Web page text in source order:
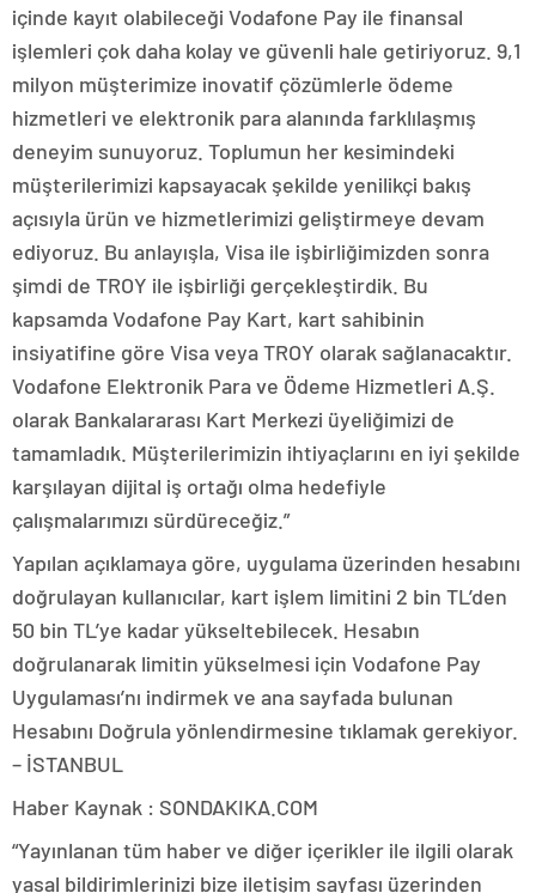
içinde kayıt olabileceği Vodafone Pay ile finansal
işlemleri çok daha kolay ve güvenli hale getiriyoruz. 9,1
milyon müşterimize inovatif çözümlerle ödeme
hizmetleri ve elektronik para alanında farklılaşmış
deneyim sunuyoruz. Toplumun her kesimindeki
müşterilerimizi kapsayacak şekilde yenilikçi bakış
açısıyla ürün ve hizmetlerimizi geliştirmeye devam
ediyoruz. Bu anlayışla, Visa ile işbirliğimizden sonra
şimdi de TROY ile işbirliği gerçekleştirdik. Bu
kapsamda Vodafone Pay Kart, kart sahibinin
insiyatifine göre Visa veya TROY olarak sağlanacaktır.
Vodafone Elektronik Para ve Ödeme Hizmetleri A.Ş.
olarak Bankalararası Kart Merkezi üyeliğimizi de
tamamladık. Müşterilerimizin ihtiyaçlarını en iyi şekilde
karşılayan dijital iş ortağı olma hedefiyle
çalışmalarımızı sürdüreceğiz.”
Yapılan açıklamaya göre, uygulama üzerinden hesabını
doğrulayan kullanıcılar, kart işlem limitini 2 bin TL’den
50 bin TL’ye kadar yükseltebilecek. Hesabın
doğrulanarak limitin yükselmesi için Vodafone Pay
Uygulaması’nı indirmek ve ana sayfada bulunan
Hesabını Doğrula yönlendirmesine tıklamak gerekiyor.
– İSTANBUL
Haber Kaynak : SONDAKIKA.COM
“Yayınlanan tüm haber ve diğer içerikler ile ilgili olarak
yasal bildirimlerinizi bize iletişim sayfası üzerinden